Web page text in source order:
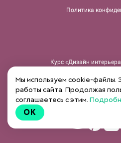
Политика
Курс «Дизайн
Интенсив «Подробные
Интенсив «Изучение
Интенсив «Коллажи в
Быстрые 3D
Мы используем cookie-файлы.
работы сайта. Продолжая
соглашаетесь с этим.
OK